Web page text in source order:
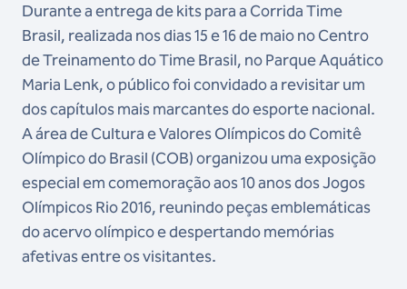
Durante a entrega de kits para a Corrida Time
Brasil, realizada nos dias 15 e 16 de maio no Centro
de Treinamento do Time Brasil, no Parque Aquático
Maria Lenk, o público foi convidado a revisitar um
dos capítulos mais marcantes do esporte nacional.
A área de Cultura e Valores Olímpicos do Comitê
Olímpico do Brasil (COB) organizou uma exposição
especial em comemoração aos 10 anos dos Jogos
Olímpicos Rio 2016, reunindo peças emblemáticas
do acervo olímpico e despertando memórias
afetivas entre os visitantes.